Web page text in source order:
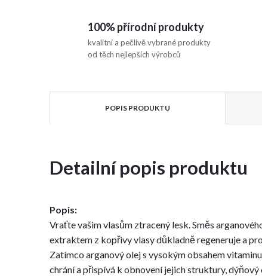
100% přírodní produkty
kvalitní a pečlivě vybrané produkty
od těch nejlepších výrobců
POPIS PRODUKTU
Detailní popis produktu
Popis:
Vraťte vašim vlasům ztracený lesk. Směs
extraktem z kopřivy vlasy důkladně regeneruje a
Zatímco arganový olej s vysokým obsahem
chrání a přispívá k obnovení jejich struktury, dýňový